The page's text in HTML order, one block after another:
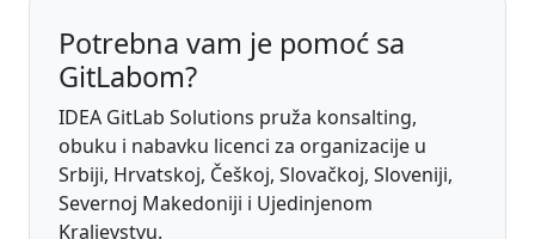
Potrebna vam je pomoć sa
GitLabom?
IDEA GitLab Solutions pruža konsalting,
obuku i nabavku licenci za organizacije u
Srbiji, Hrvatskoj, Češkoj, Slovačkoj, Sloveniji,
Severnoj Makedoniji i Ujedinjenom
Kraljevstvu.